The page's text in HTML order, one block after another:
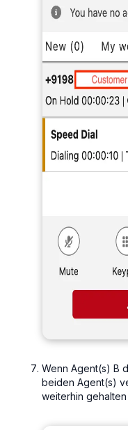
Wenn Agent(s) B
beiden Agent(s)
weiterhin gehalten